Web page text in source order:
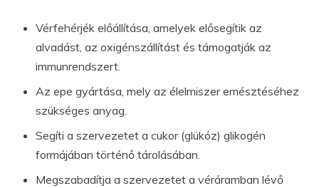
Vérfehérjék előállítása, amelyek elősegítik az
alvadást, az oxigénszállítást és támogatják az
immunrendszert.
Az epe gyártása, mely az élelmiszer emésztéséhez
szükséges anyag.
Segíti a szervezetet a cukor (glükóz) glikogén
formájában történő tárolásában.
Megszabadítja a szervezetet a véráramban lévő